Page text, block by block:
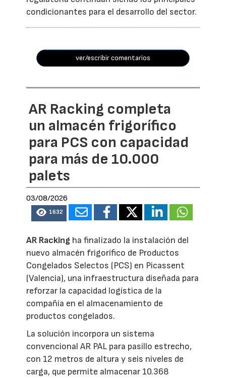
condicionantes para el desarrollo del sector.
ver/escribir comentarios
AR Racking completa
un almacén frigorífico
para PCS con capacidad
para más de 10.000
palets
03/08/2026
1632
AR Racking ha finalizado la instalación del
nuevo almacén frigorífico de Productos
Congelados Selectos (PCS) en Picassent
(Valencia), una infraestructura diseñada para
reforzar la capacidad logística de la
compañía en el almacenamiento de
productos congelados.
La solución incorpora un sistema
convencional AR PAL para pasillo estrecho,
con 12 metros de altura y seis niveles de
carga, que permite almacenar 10.368